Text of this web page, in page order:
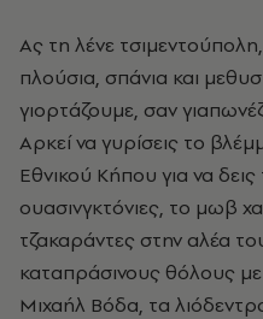
Ας τη λένε
πλούσια, σπάνια και
γιορτάζουμε, σαν
Αρκεί να γυρίσεις το
Εθνικού Κήπου για να
ουασινγκτόνιες, το μωβ
τζακαράντες στην αλέα
καταπράσινους θόλους με
Μιχαήλ Βόδα, τα